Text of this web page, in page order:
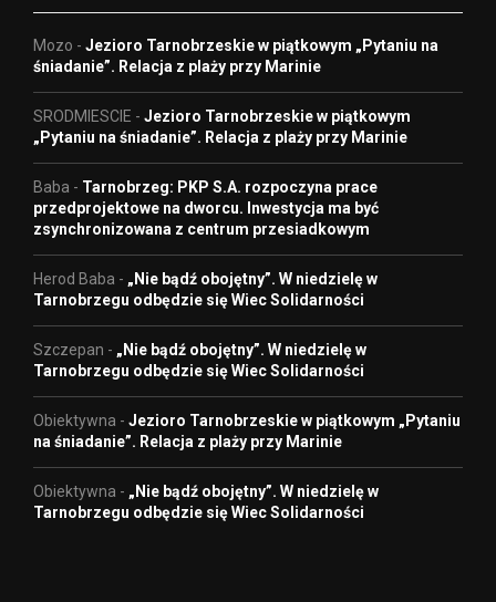
Mozo - Jezioro Tarnobrzeskie w piątkowym „Pytaniu na
śniadanie”. Relacja z plaży przy Marinie
SRODMIESCIE - Jezioro Tarnobrzeskie w piątkowym
„Pytaniu na śniadanie”. Relacja z plaży przy Marinie
Baba - Tarnobrzeg: PKP S.A. rozpoczyna prace
przedprojektowe na dworcu. Inwestycja ma być
zsynchronizowana z centrum przesiadkowym
Herod Baba - „Nie bądź obojętny”. W niedzielę w
Tarnobrzegu odbędzie się Wiec Solidarności
Szczepan - „Nie bądź obojętny”. W niedzielę w
Tarnobrzegu odbędzie się Wiec Solidarności
Obiektywna - Jezioro Tarnobrzeskie w piątkowym „Pytaniu
na śniadanie”. Relacja z plaży przy Marinie
Obiektywna - „Nie bądź obojętny”. W niedzielę w
Tarnobrzegu odbędzie się Wiec Solidarności